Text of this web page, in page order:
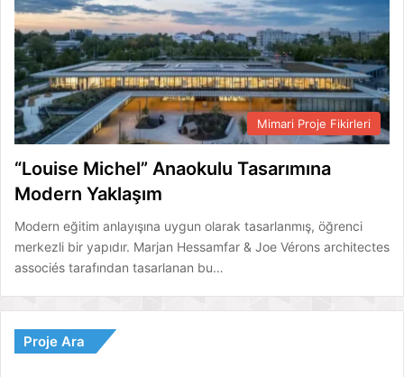
Mimari Proje Fikirleri
“Louise Michel” Anaokulu Tasarımına
Modern Yaklaşım
Modern eğitim anlayışına uygun olarak tasarlanmış, öğrenci
merkezli bir yapıdır. Marjan Hessamfar & Joe Vérons architectes
associés tarafından tasarlanan bu…
Proje Ara